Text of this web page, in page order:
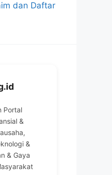
dan Daftar
Portal
&
&
& Gaya